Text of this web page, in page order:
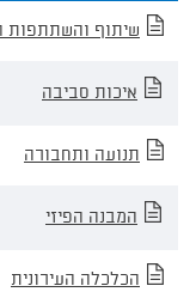
מידע
תכנית
2005
שיתוף
איכות סביבה
תנועה ותחבורה
המבנה הפיזי
הכלכלה העירונית